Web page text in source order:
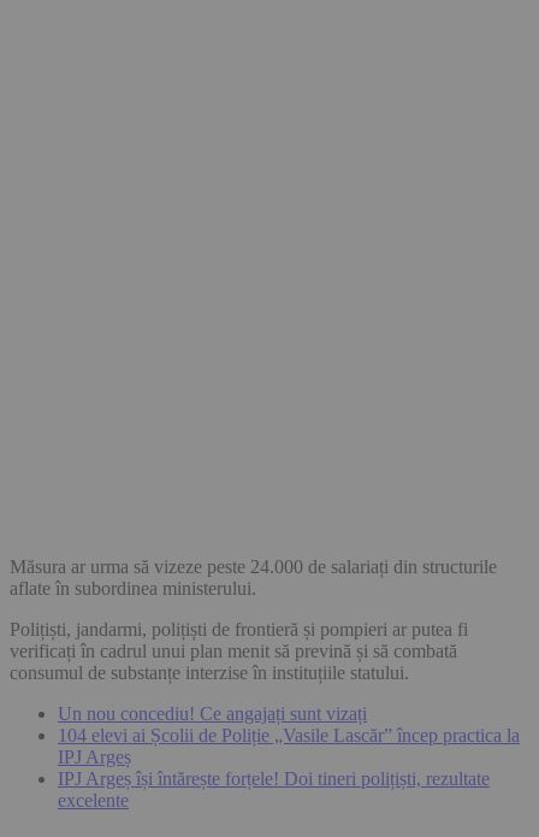
Măsura ar urma să vizeze peste 24.000 de salariați din structurile
aflate în subordinea ministerului.
Polițiști, jandarmi, polițiști de frontieră și pompieri ar putea fi
verificați în cadrul unui plan menit să prevină și să combată
consumul de substanțe interzise în instituțiile statului.
Un nou concediu! Ce angajați sunt vizați
104 elevi ai Școlii de Poliție „Vasile Lascăr” încep practica la
IPJ Argeș
IPJ Argeș își întărește forțele! Doi tineri polițiști, rezultate
excelente